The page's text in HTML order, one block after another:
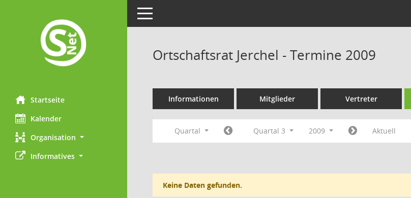
Startseite
Kalender
Organisation
Informatives
Toggle navigation
Ortschaftsrat Jerchel - Termine 2009
Informationen Mitglieder Vertreter
Quartal Quartal 3 2009 Aktuell
Keine Daten gefunden.